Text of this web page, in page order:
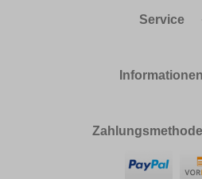
Service
Informationen